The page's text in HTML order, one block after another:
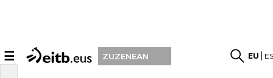
☰ ZUZENEAN EU